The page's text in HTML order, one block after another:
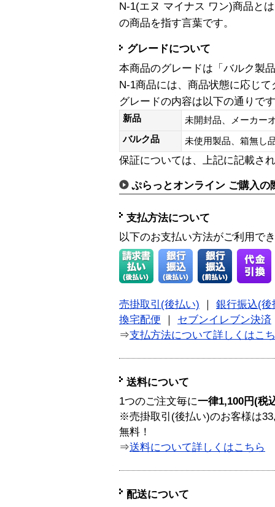
N-1(エヌ マイナス ワン)商品と
の商品を指す言葉です。
グレードについて
本商品のグレードは「バルク製
N-1商品には、商品状態に応じ
グレードの内容は以下の通りで
新品
未開封品、メーカー
バルク品
未使用製品、箱無
保証については、上記に記載さ
ぷらっとオンライン ご購入の
支払方法について
以下のお支払い方法がご利用で
売掛取引(後払い)
銀行振込(後
換宅配便
セブンイレブン決済
⇒支払方法について詳しくはこ
送料について
1つのご注文毎に一律1,100円(税
※売掛取引(後払い)のお客様は
無料！
⇒送料について詳しくはこちら
配送について